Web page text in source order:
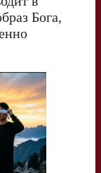
Бога,